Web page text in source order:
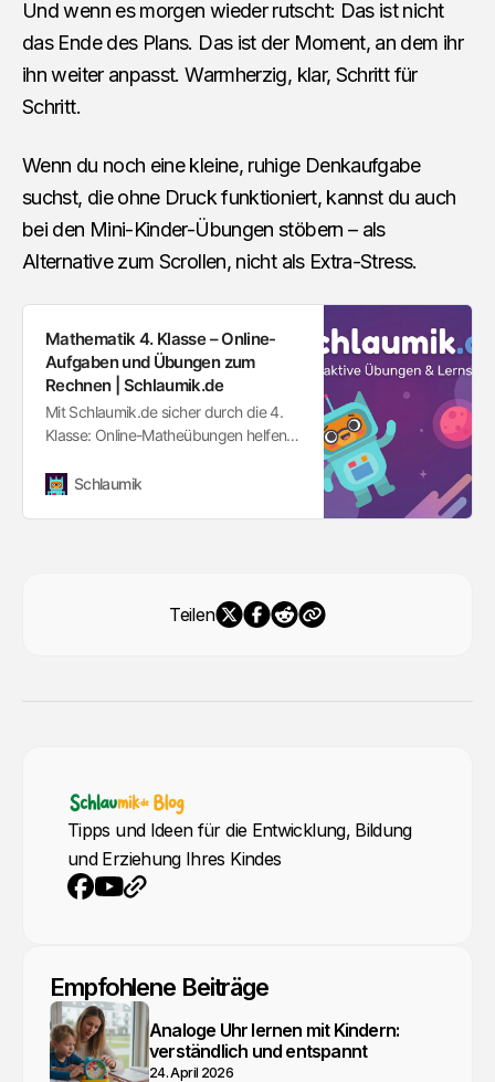
Und wenn es morgen wieder rutscht: Das ist nicht
das Ende des Plans. Das ist der Moment, an dem ihr
ihn weiter anpasst. Warmherzig, klar, Schritt für
Schritt.
Wenn du noch eine kleine, ruhige Denkaufgabe
suchst, die ohne Druck funktioniert, kannst du auch
bei den Mini-Kinder-Übungen stöbern – als
Alternative zum Scrollen, nicht als Extra-Stress.
Mathematik 4. Klasse – Online-
Aufgaben und Übungen zum
Rechnen | Schlaumik.de
Mit Schlaumik.de sicher durch die 4.
Klasse: Online-Matheübungen helfen
Festigen wichtiger Rechenschritte –
Schlaumik
Teilen
Tipps und Ideen für die Entwicklung, Bildung
und Erziehung Ihres Kindes
Empfohlene Beiträge
Analoge Uhr lernen mit Kindern:
verständlich und entspannt
24. April 2026